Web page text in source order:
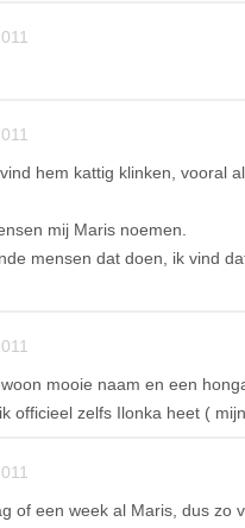
hem kattig klinken, vooral
mij Maris noemen.
mensen dat doen, ik vind
mooie naam en een
officieel zelfs Ilonka heet (
of een week al Maris, dus zo